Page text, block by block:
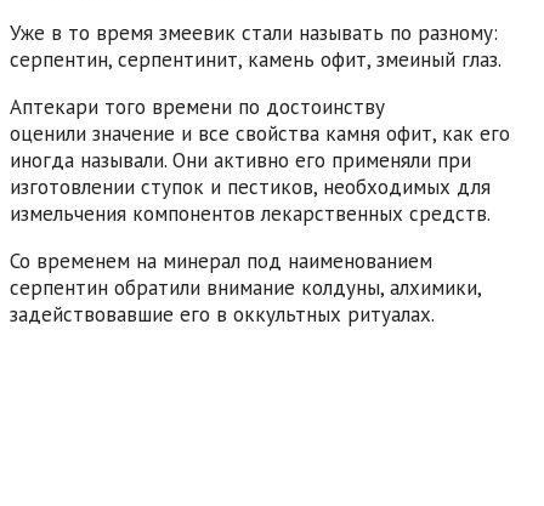
Уже в то время змеевик стали называть по разному:
серпентин, серпентинит, камень офит, змеиный глаз.
Аптекари того времени по достоинству
оценили значение и все свойства камня офит, как его
иногда называли. Они активно его применяли при
изготовлении ступок и пестиков, необходимых для
измельчения компонентов лекарственных средств.
Со временем на минерал под наименованием
серпентин обратили внимание колдуны, алхимики,
задействовавшие его в оккультных ритуалах.